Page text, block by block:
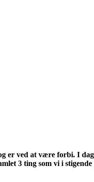
er ved at være forbi. I
3 ting som vi i